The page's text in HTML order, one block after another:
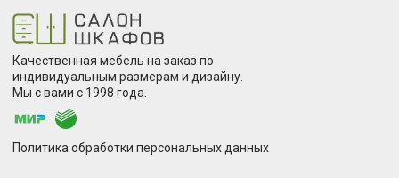
Качественная мебель на заказ по
индивидуальным размерам и дизайну.
Мы с вами с 1998 года.
Политика обработки персональных данных